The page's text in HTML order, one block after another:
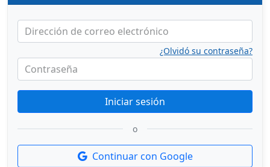
Dirección de correo electrónico
Contraseña
¿Olvidó su contraseña?
Iniciar sesión
o
Continuar con Google